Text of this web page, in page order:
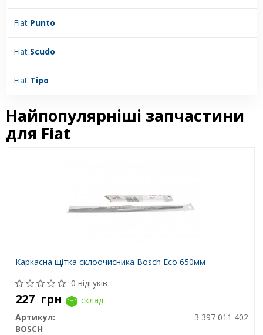
Fiat Punto
Fiat Scudo
Fiat Tipo
Найпопулярніші запчастини
для Fiat
Каркасна щітка склоочисника Bosch Eco 650мм
0 відгуків
227 грн
склад
Артикул:
3 397 011 402
BOSCH